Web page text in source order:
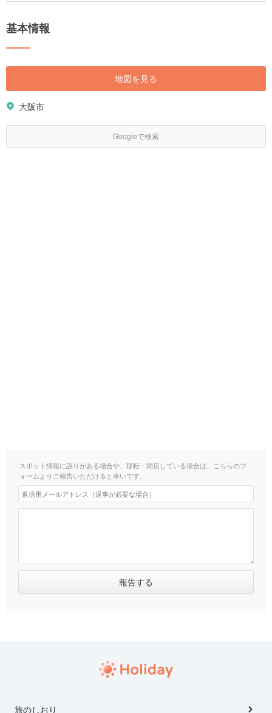
基本情報
地図を見る
大阪市
Googleで検索
スポット情報に誤りがある場合や、移転・閉店している場合は、こちらのフ
ォームよりご報告いただけると幸いです。
旅のしおり